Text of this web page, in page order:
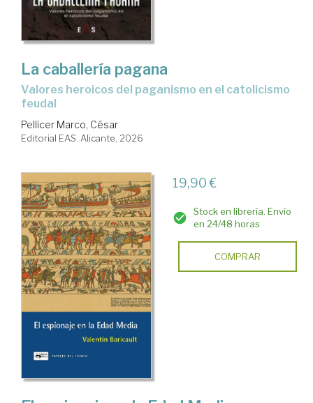
La caballería pagana
Valores heroicos del paganismo en el catolicismo
feudal
Pellicer Marco, César
Editorial EAS. Alicante, 2026
19,90 €
Stock en librería. Envío
en 24/48 horas
COMPRAR